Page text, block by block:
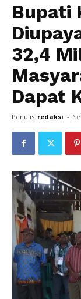
Bupati
32,4
Dapat
Penulis redaksi -